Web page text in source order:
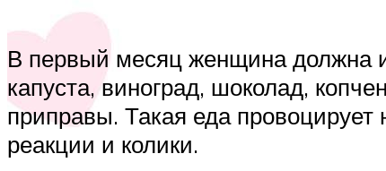
В первый месяц женщина должна
капуста, виноград, шоколад,
приправы. Такая еда
реакции и колики.